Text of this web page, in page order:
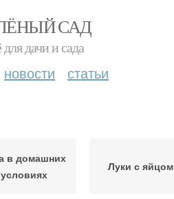
САД
для дачи и сада
новости статьи
в домашних
условиях
Луки с яйцом